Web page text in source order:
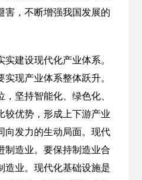
害，不断增强我国发展的
建设现代化产业体系。
现产业体系整体跃升。
坚持智能化、绿色化、
较优势，形成上下游产业
向发力的生动局面。现代
制造业。要保持制造业合
造业。现代化基础设施是